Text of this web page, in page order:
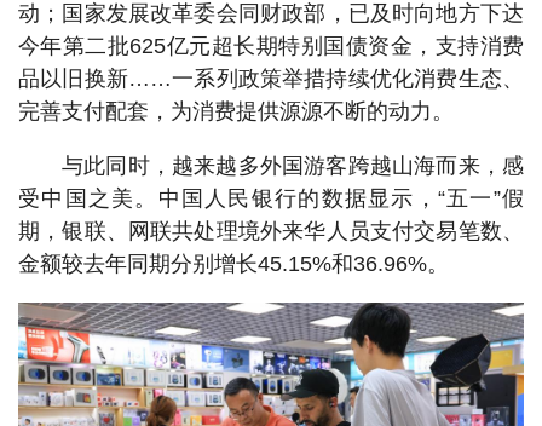
动；国家发展改革委会同财政部，已及时向地方下达
今年第二批625亿元超长期特别国债资金，支持消费
品以旧换新……一系列政策举措持续优化消费生态、
完善支付配套，为消费提供源源不断的动力。
与此同时，越来越多外国游客跨越山海而来，感
受中国之美。中国人民银行的数据显示，“五一”假
期，银联、网联共处理境外来华人员支付交易笔数、
金额较去年同期分别增长45.15%和36.96%。